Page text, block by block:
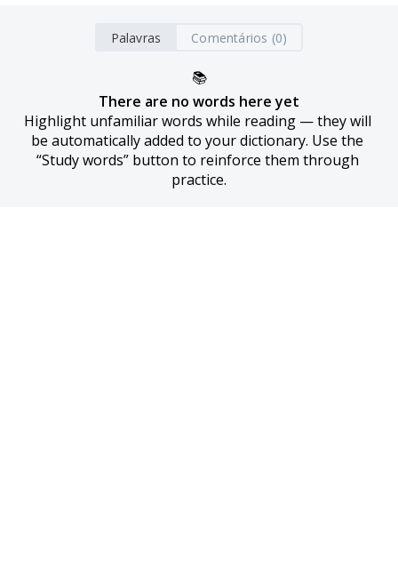
Palavras Comentários (0)
📚
There are no words here yet
Highlight unfamiliar words while reading — they will
be automatically added to your dictionary. Use the
“Study words” button to reinforce them through
practice.